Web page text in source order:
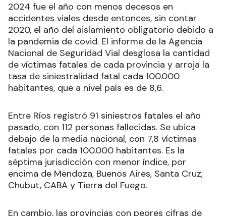
2024 fue el año con menos decesos en
accidentes viales desde entonces, sin contar
2020, el año del aislamiento obligatorio debido a
la pandemia de covid. El informe de la Agencia
Nacional de Seguridad Vial desglosa la cantidad
de víctimas fatales de cada provincia y arroja la
tasa de siniestralidad fatal cada 100.000
habitantes, que a nivel país es de 8,6.
Entre Ríos registró 91 siniestros fatales el año
pasado, con 112 personas fallecidas. Se ubica
debajo de la media nacional, con 7,8 víctimas
fatales por cada 100.000 habitantes. Es la
séptima jurisdicción con menor índice, por
encima de Mendoza, Buenos Aires, Santa Cruz,
Chubut, CABA y Tierra del Fuego.
En cambio, las provjncias con peores cifras de